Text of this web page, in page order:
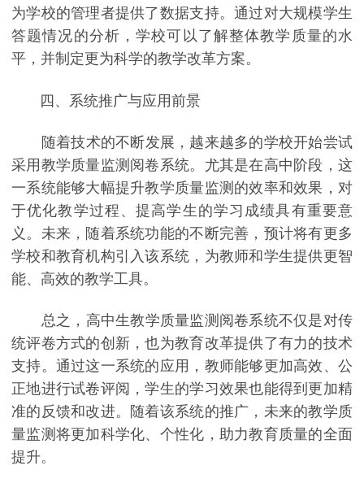
为学校的管理者提供了数据支持。通过对大规模学生
答题情况的分析，学校可以了解整体教学质量的水
平，并制定更为科学的教学改革方案。
四、系统推广与应用前景
随着技术的不断发展，越来越多的学校开始尝试
采用教学质量监测阅卷系统。尤其是在高中阶段，这
一系统能够大幅提升教学质量监测的效率和效果，对
于优化教学过程、提高学生的学习成绩具有重要意
义。未来，随着系统功能的不断完善，预计将有更多
学校和教育机构引入该系统，为教师和学生提供更智
能、高效的教学工具。
总之，高中生教学质量监测阅卷系统不仅是对传
统评卷方式的创新，也为教育改革提供了有力的技术
支持。通过这一系统的应用，教师能够更加高效、公
正地进行试卷评阅，学生的学习效果也能得到更加精
准的反馈和改进。随着该系统的推广，未来的教学质
量监测将更加科学化、个性化，助力教育质量的全面
提升。